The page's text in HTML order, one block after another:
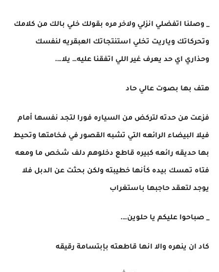
_ وصلنا اتفضلي انزلي ولاخر مره بقولك خلي بالك من كلامك
وتحركاتك وياريت تخلي استنتجاتك العبقريه لنفسك
وحذاري اي حد يعرف غير اللي اتفقنا عليه… يلا….
هتف بها بصوت عالي حاد
فزعت من حدته لتركض من السياره فورا لتجد نفسها أمام
فيلا البيضاء الرائعه التي تشبه القصور في فخامتها وتحيط
بها حديقه رائعه كبيره قاطع دخلوهم دلف شخص ما ومعه
فتاه تمسك بيده كأنها خطيبته ولكن بحثت عن الدبل فلا
يوجد لتعقد حاجبها باستغراب
_ صباحوا عليكم يا حلوين….
كاد ان ينهره والا انها قاطعته بإبتسامة رقيقه